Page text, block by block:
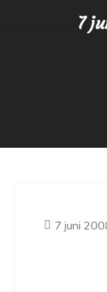
7
7 juni